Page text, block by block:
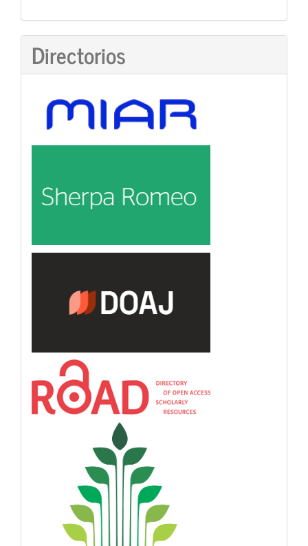
Directorios